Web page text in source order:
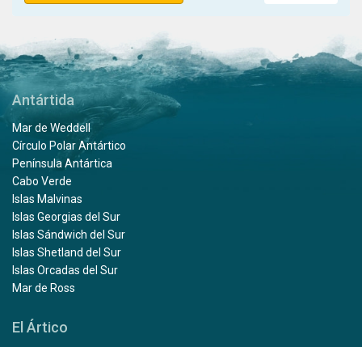
Antártida
Mar de Weddell
Círculo Polar Antártico
Península Antártica
Cabo Verde
Islas Malvinas
Islas Georgias del Sur
Islas Sándwich del Sur
Islas Shetland del Sur
Islas Orcadas del Sur
Mar de Ross
El Ártico